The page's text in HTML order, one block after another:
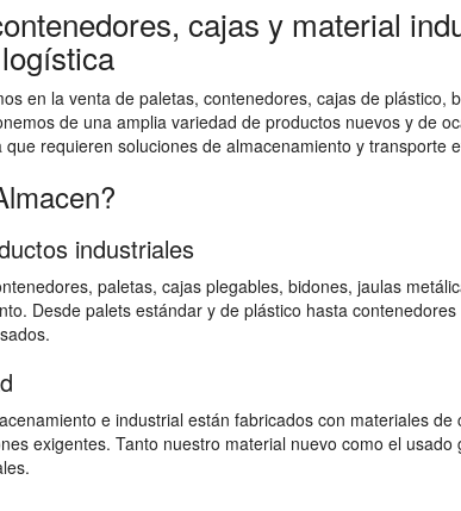
cajas y material
en la venta de paletas, contenedores, cajas de plástico,
de una amplia variedad de productos nuevos y de
requieren soluciones de almacenamiento y transporte
industriales
paletas, cajas plegables, bidones, jaulas
Desde palets estándar y de plástico hasta
e industrial están fabricados con materiales
exigentes. Tanto nuestro material nuevo como el